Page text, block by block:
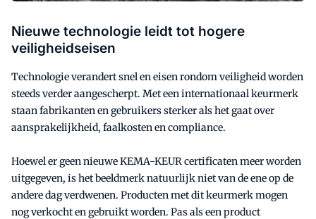
Nieuwe technologie leidt tot hogere
veiligheidseisen
Technologie verandert snel en eisen rondom veiligheid worden
steeds verder aangescherpt. Met een internationaal keurmerk
staan fabrikanten en gebruikers sterker als het gaat over
aansprakelijkheid, faalkosten en compliance.
Hoewel er geen nieuwe KEMA-KEUR certificaten meer worden
uitgegeven, is het beeldmerk natuurlijk niet van de ene op de
andere dag verdwenen. Producten met dit keurmerk mogen
nog verkocht en gebruikt worden. Pas als een product